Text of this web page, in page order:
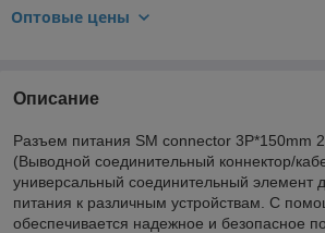
Оптовые цены
Описание
Разъем питания SM connector 3P*150mm
(Выводной соединительный коннектор/
универсальный соединительный элемент
питания к различным устройствам. С
обеспечивается надежное и безопасное